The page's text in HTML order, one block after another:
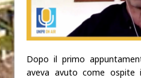
Dopo il primo
aveva avuto come ospite